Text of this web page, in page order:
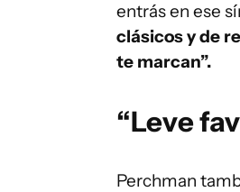
entrás en ese
clásicos y de
te marcan”.
“Leve
Perchman